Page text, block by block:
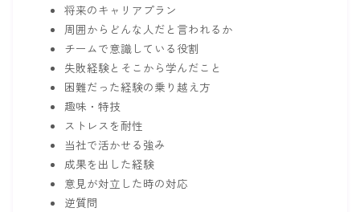
将来のキャリアプラン
周囲からどんな人だと言われるか
チームで意識している役割
失敗経験とそこから学んだこと
困難だった経験の乗り越え方
趣味・特技
ストレスを耐性
当社で活かせる強み
成果を出した経験
意見が対立した時の対応
逆質問